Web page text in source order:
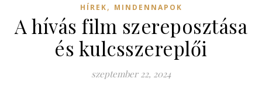
HÍREK, MINDENNAPOK
A hívás film szereposztása
és kulcsszereplői
szeptember 22, 2024